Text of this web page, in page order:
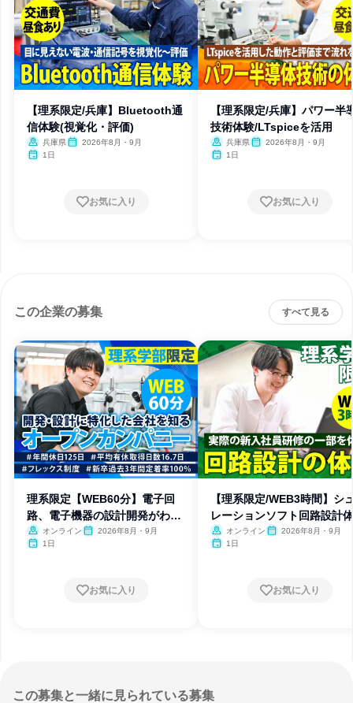
【理系限定/兵庫】Bluetooth通
信体験(視覚化・評価)
兵庫県
2026年8月・9月
1日
お気に入り
【理系限定/兵庫】パワー半
技術体験/LTspiceを活用
兵庫県
2026年8月・9月
1日
お気に入り
この企業の募集 すべて見る
理系限定【WEB60分】電子回
路、電子機器の設計開発がわか
る
オンライン
2026年8月・9月
1日
お気に入り
【理系限定/WEB3時間】シ
レーションソフト回路設計
オンライン
2026年8月・9月
1日
お気に入り
この募集と一緒に見られている募集